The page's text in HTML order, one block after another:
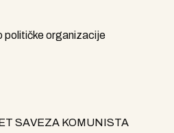
političke organizacije
SAVEZA KOMUNISTA